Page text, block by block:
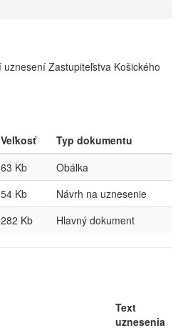
Zastupiteľstva Košického
Veľkosť
Typ dokumentu
63 Kb
Obálka
54 Kb
Návrh na uznesenie
282 Kb Hlavný dokument
Text
uznesenia